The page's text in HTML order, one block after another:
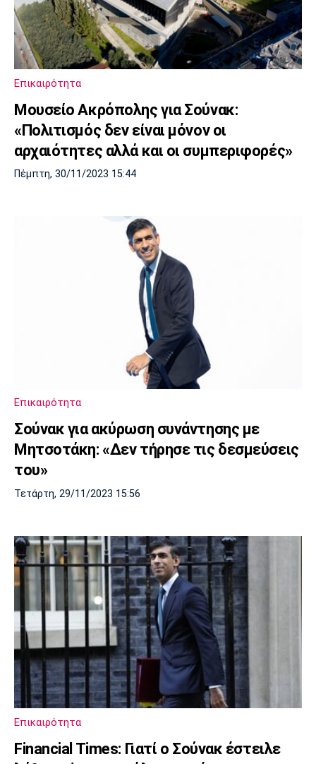
Επικαιρότητα
Μουσείο Ακρόπολης για Σούνακ:
«Πολιτισμός δεν είναι μόνον οι
αρχαιότητες αλλά και οι συμπεριφορές»
Πέμπτη, 30/11/2023 15:44
Επικαιρότητα
Σούνακ για ακύρωση συνάντησης με
Μητσοτάκη: «Δεν τήρησε τις δεσμεύσεις
του»
Τετάρτη, 29/11/2023 15:56
Επικαιρότητα
Financial Times: Γιατί ο Σούνακ έστειλε